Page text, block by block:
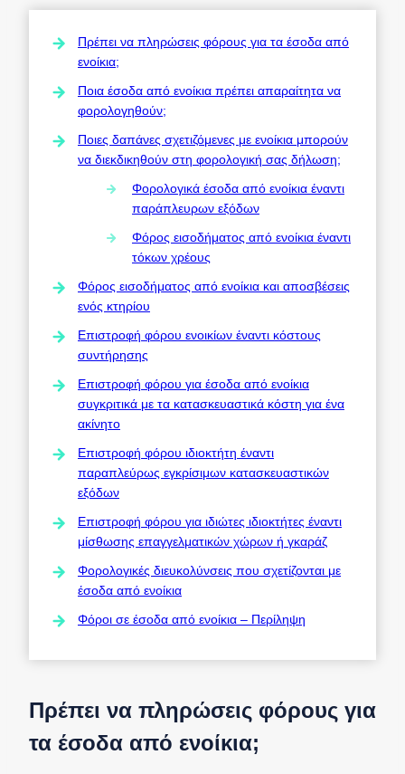
Πρέπει να πληρώσεις φόρους για τα έσοδα από
ενοίκια;
Ποια έσοδα από ενοίκια πρέπει απαραίτητα να
φορολογηθούν;
Ποιες δαπάνες σχετιζόμενες με ενοίκια μπορούν
να διεκδικηθούν στη φορολογική σας δήλωση;
Φορολογικά έσοδα από ενοίκια έναντι
παράπλευρων εξόδων
Φόρος εισοδήματος από ενοίκια έναντι
τόκων χρέους
Φόρος εισοδήματος από ενοίκια και αποσβέσεις
ενός κτηρίου
Επιστροφή φόρου ενοικίων έναντι κόστους
συντήρησης
Επιστροφή φόρου για έσοδα από ενοίκια
συγκριτικά με τα κατασκευαστικά κόστη για ένα
ακίνητο
Επιστροφή φόρου ιδιοκτήτη έναντι
παραπλεύρως εγκρίσιμων κατασκευαστικών
εξόδων
Επιστροφή φόρου για ιδιώτες ιδιοκτήτες έναντι
μίσθωσης επαγγελματικών χώρων ή γκαράζ
Φορολογικές διευκολύνσεις που σχετίζονται με
έσοδα από ενοίκια
Φόροι σε έσοδα από ενοίκια – Περίληψη
Πρέπει να πληρώσεις φόρους για
τα έσοδα από ενοίκια;